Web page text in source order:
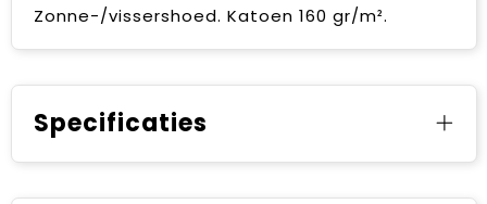
Zonne-/vissershoed. Katoen 160 gr/m².
Specificaties